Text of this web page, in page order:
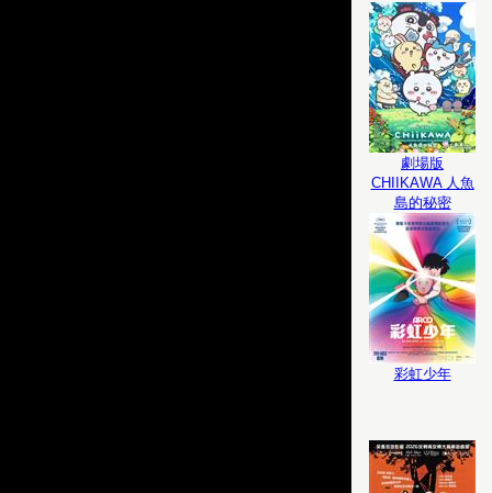
劇場版
CHIIKAWA 人魚
島的秘密
彩虹少年